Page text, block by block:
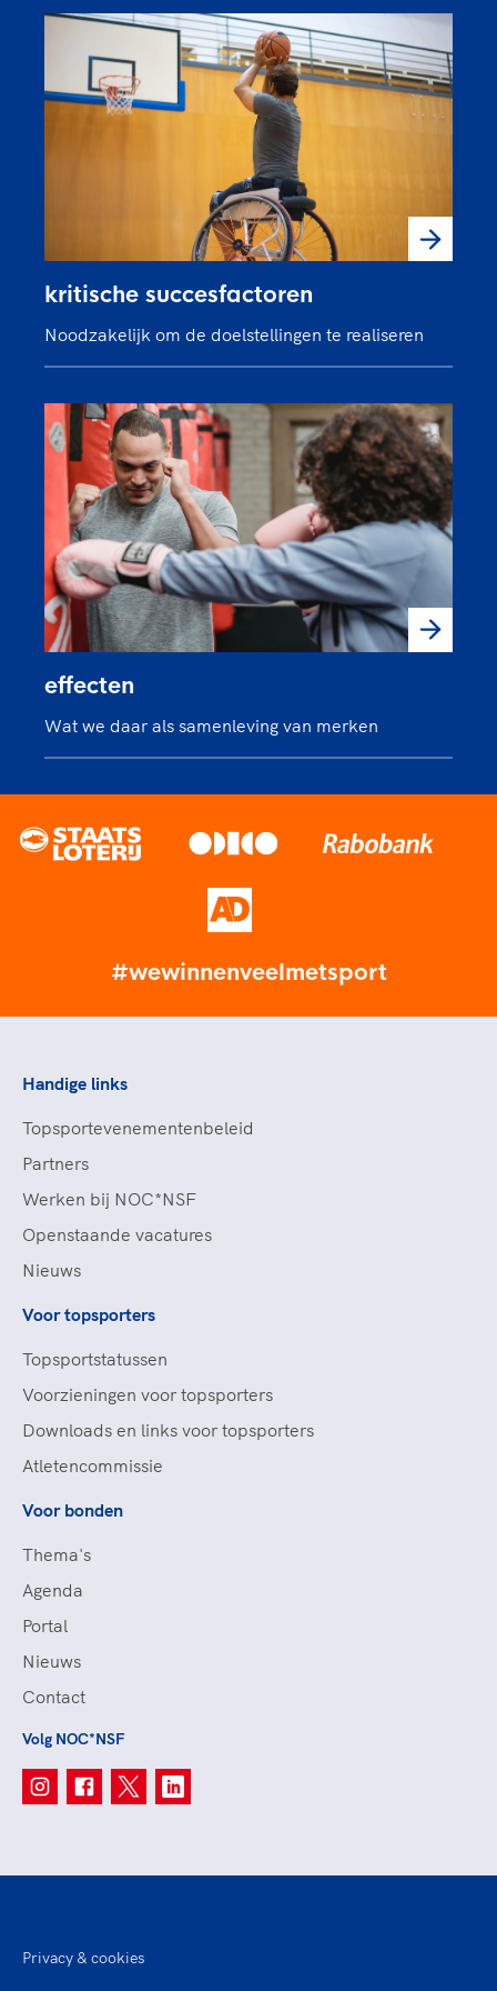
kritische succesfactoren
Noodzakelijk om de doelstellingen te realiseren
effecten
Wat we daar als samenleving van merken
#wewinnenveelmetsport
Handige links
Topsportevenementenbeleid
Partners
Werken bij NOC*NSF
Openstaande vacatures
Nieuws
Voor topsporters
Topsportstatussen
Voorzieningen voor topsporters
Downloads en links voor topsporters
Atletencommissie
Voor bonden
Thema's
Agenda
Portal
Nieuws
Contact
Volg NOC*NSF
Privacy & cookies